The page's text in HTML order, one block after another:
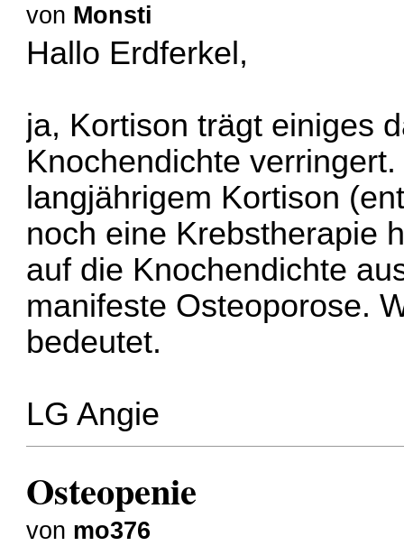
von Monsti
Hallo Erdferkel,
ja, Kortison trägt einiges
Knochendichte
langjährigem Kortison
noch eine Krebstherapie
auf die Knochendichte
manifeste Osteoporose.
bedeutet.
LG Angie
Osteopenie
von mo376